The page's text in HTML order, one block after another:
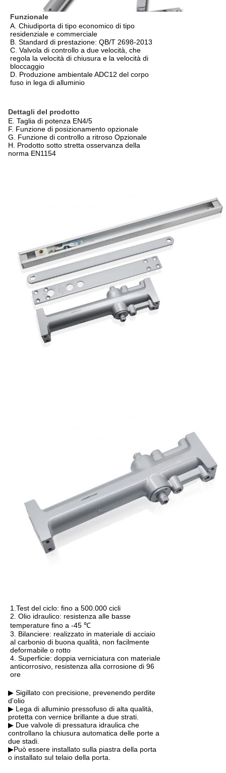
Funzionale
A. Chiudiporta di tipo economico di tipo
residenziale e commerciale
B. Standard di prestazione: QB/T 2698-2013
C. Valvola di controllo a due velocità, che
regola la velocità di chiusura e la velocità di
bloccaggio
D. Produzione ambientale ADC12 del corpo
fuso in lega di alluminio
Dettagli del prodotto
E. Taglia di potenza EN4/5
F. Funzione di posizionamento opzionale
G. Funzione di controllo a ritroso Opzionale
H. Prodotto sotto stretta osservanza della
norma EN1154
1.Test del ciclo: fino a 500.000 cicli
2. Olio idraulico: resistenza alle basse
temperature fino a -45 ℃
3. Bilanciere: realizzato in materiale di acciaio
al carbonio di buona qualità, non facilmente
deformabile o rotto
4. Superficie: doppia verniciatura con materiale
anticorrosivo, resistenza alla corrosione di 96
ore
▶ Sigillato con precisione, prevenendo perdite
d'olio
▶ Lega di alluminio pressofuso di alta qualità,
protetta con vernice brillante a due strati.
▶ Due valvole di pressatura idraulica che
controllano la chiusura automatica delle porte a
due stadi.
▶Può essere installato sulla piastra della porta
o installato sul telaio della porta.